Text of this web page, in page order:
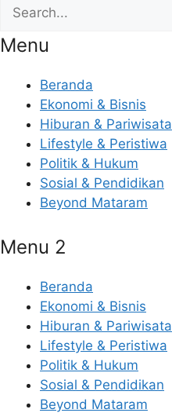
Menu
Beranda
Ekonomi & Bisnis
Hiburan & Pariwisata
Lifestyle & Peristiwa
Politik & Hukum
Sosial & Pendidikan
Beyond Mataram
Menu 2
Beranda
Ekonomi & Bisnis
Hiburan & Pariwisata
Lifestyle & Peristiwa
Politik & Hukum
Sosial & Pendidikan
Beyond Mataram